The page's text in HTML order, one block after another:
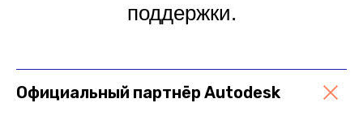
поддержки.
Официальный партнёр Autodesk